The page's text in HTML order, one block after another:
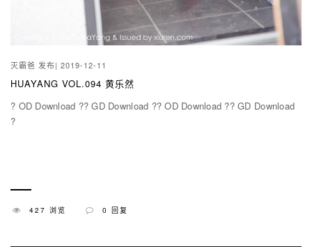
灭霸爸 发布| 2019-12-11
HUAYANG VOL.094 黄乐然
? OD Download ?? GD Download ?? OD Download ?? GD Download
?
427 浏览 0 回复